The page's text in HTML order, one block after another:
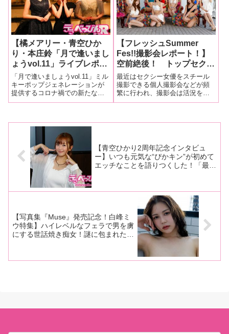
す！う・ふ・ふ・ふ～」が3月20
かり」。AV女優である
【橘メアリー・青空ひか
り・本庄鈴「月で逢いまし
ょうvol.11」ライブレポー
ト！】コロナ禍の中、何度
でも何度で立ち上がる勇気
のライブを3人の歌姫が披
露！
「月で逢いましょうvol.11」ミル
キーポップジェネレーションが
提供するコロナ禍での新たなる
ライブ「月で逢いましょう」の
されました。同ライブには橘メ
アリーちゃん、青空ひかりち
【フレッシュSummer
Fes!!撮影会レポート！】
空前絶後！ トップセクシ
ー女優が勢ぞろいした大撮
影会が開催！ セクシービ
キニからキュート水着まで
超レアな姿に大興奮！
最近はセクシー女優をスチール
撮影できる個人撮影会などが頻
繁に行われ、撮影会は活況を呈
していますが、これまでにない
騰となりました！9月25日に埼玉
【青空ひかり2周年記念インタビュ
ー】いつも元気な“ぴかキン”が初めて
エッチなことを語りつくした！「最初
ました(笑)。大丈夫ですか？こんな話
をして？」【前編】
【写真集『Muse』発売記念！白峰ミ
ウ特集】ハイレベルなフェラで男を虜
にする世話焼き痴女！謎に包まれた白